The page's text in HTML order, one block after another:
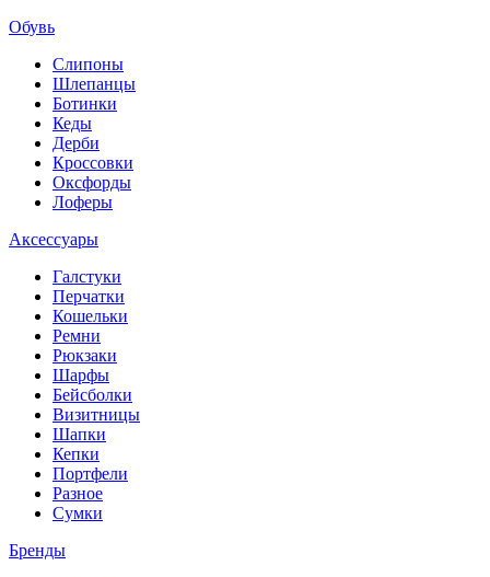
Обувь
Слипоны
Шлепанцы
Ботинки
Кеды
Дерби
Кроссовки
Оксфорды
Лоферы
Аксессуары
Галстуки
Перчатки
Кошельки
Ремни
Рюкзаки
Шарфы
Бейсболки
Визитницы
Шапки
Кепки
Портфели
Разное
Сумки
Бренды